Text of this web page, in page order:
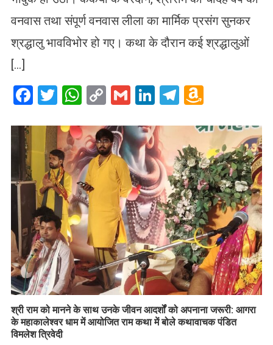
वनवास तथा संपूर्ण वनवास लीला का मार्मिक प्रसंग सुनकर
श्रद्धालु भावविभोर हो गए। कथा के दौरान कई श्रद्धालुओं
[…]
Facebook
Twitter
WhatsApp
CopyGmailLinkedIn
Telegram
List
​श्री राम को मानने के साथ उनके जीवन आदर्शों को अपनाना जरूरी: आगरा
के महाकालेश्वर धाम में आयोजित राम कथा में बोले कथावाचक पंडित
विमलेश त्रिवेदी